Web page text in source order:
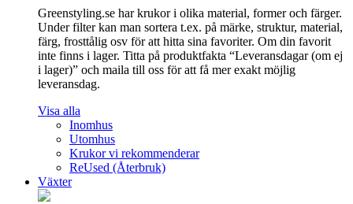
Greenstyling.se har krukor i olika material, former och färger.
Under filter kan man sortera t.ex. på märke, struktur, material,
färg, frosttålig osv för att hitta sina favoriter. Om din favorit
inte finns i lager. Titta på produktfakta “Leveransdagar (om ej
i lager)” och maila till oss för att få mer exakt möjlig
leveransdag.
Visa alla
Inomhus
Utomhus
Krukor vi rekommenderar
ReUsed (Återbruk)
Växter